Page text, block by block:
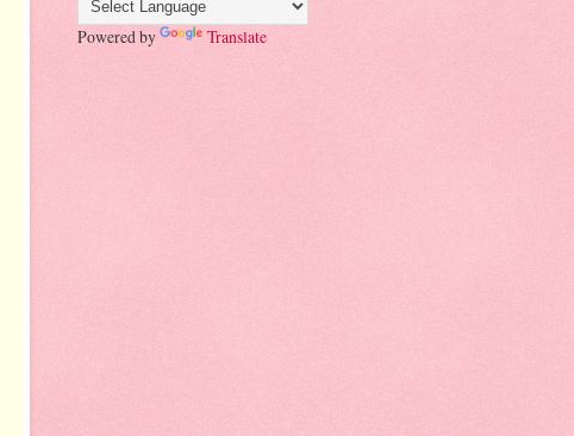
Powered by Translate